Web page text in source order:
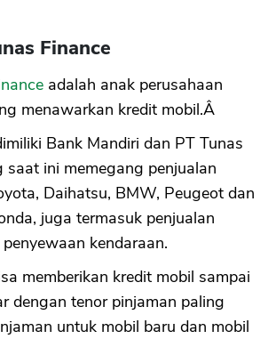
Finance
adalah anak perusahaan
menawarkan kredit mobil.Â
Bank Mandiri dan PT Tunas
saat ini memegang penjualan
Daihatsu, BMW, Peugeot dan
juga termasuk penjualan
kendaraan.
memberikan kredit mobil sampai
dengan tenor pinjaman paling
untuk mobil baru dan mobil